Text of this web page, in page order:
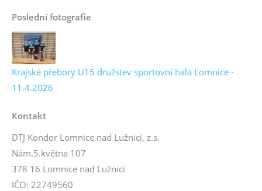
Poslední fotografie
Krajské přebory U15 družstev sportovní hala Lomnice -
11.4.2026
Kontakt
DTJ Kondor Lomnice nad Lužnicí, z.s.
Nám.5.května 107
378 16 Lomnice nad Lužnicí
IČO: 22749560